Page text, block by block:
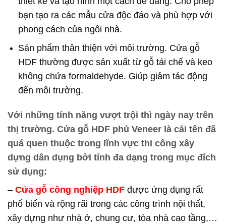
bạn tạo ra các mẫu cửa độc đáo và phù hợp với
phong cách của ngôi nhà.
Sản phẩm thân thiện với môi trường. Cửa gỗ
HDF thường được sản xuất từ gỗ tái chế và keo
không chứa formaldehyde. Giúp giảm tác động
đến môi trường.
Với những tính năng vượt trội thì ngày nay trên
thị trường. Cửa gỗ HDF phủ Veneer là cái tên đã
quá quen thuộc trong lĩnh vực thi công xây
dựng dân dụng bởi tính đa dạng trong mục đích
sử dụng:
– Cửa gỗ công nghiệp HDF được ứng dụng rất
phổ biến và rộng rãi trong các công trình nội thất,
xây dựng như nhà ở, chung cư, tòa nhà cao tầng,…